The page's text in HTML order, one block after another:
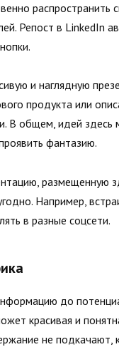
распространить
Репост в LinkedIn
и наглядную
продукта или
В общем, идей здесь
фантазию.
размещенную
Например,
в разные соцсети.
до
красивая и
не подкачают,